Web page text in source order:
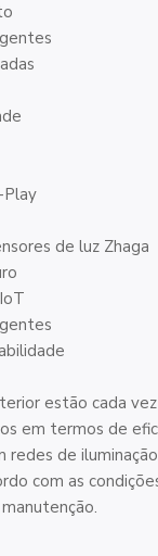
de luz Zhaga
estão cada
em termos de
redes de
com as